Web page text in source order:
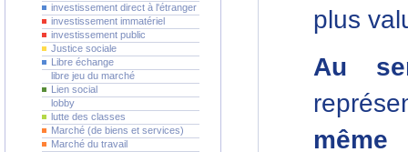
investissement direct à l'étranger
investissement immatériel
investissement public
Justice sociale
Libre échange
libre jeu du marché
Lien social
lobby
lutte des classes
Marché (de biens et services)
Marché du travail
plus
Au